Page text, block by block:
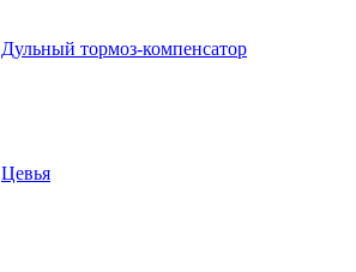
Дульный тормоз-компенсатор
Цевья